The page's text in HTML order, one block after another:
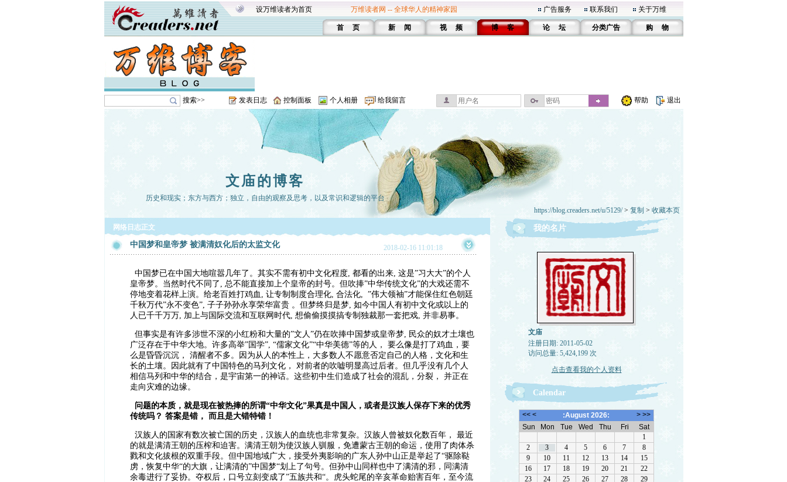
设万维读者为首页 万维读者网 -- 全球华人的精神家园 广告服务 联系我们 关于万维
首 页 新 闻 视 频 博 客 论 坛 分类广告 购 物
搜索>> 发表日志 控制面板 个人相册 给我留言 帮助 退出
文庙的博客
历史和现实；东方与西方；独立，自由的观察及思考，以及常识和逻辑的平台
https://blog.creaders.net/u/5129/> 复制 > 收藏本页
网络日志正文
中国梦和皇帝梦 被满清奴化后的太监文化 2018-02-16 11:01:18
中国梦已在中国大地喧嚣几年了。其实不需有初中文化程度, 都看的出来, 这是”习大大”的个人
皇帝梦。当然时代不同了, 总不能直接加上个皇帝的封号。但吹捧”中华传统文化”的大戏还需不
停地变着花样上演。给老百姓打鸡血, 让专制制度合理化, 合法化, ”伟大领袖”才能保住红色朝廷
千秋万代”永不变色”, 子子孙孙永享荣华富贵 。但梦终归是梦, 如今中国人有初中文化或以上的
人已千千万万, 加上与国际交流和互联网时代, 想偷偷摸摸搞专制独裁那一套把戏, 并非易事。
但事实是有许多涉世不深的小红粉和大量的”文人”仍在吹捧中国梦或皇帝梦, 民众的奴才土壤也
广泛存在于中华大地。许多高举”国学”, “儒家文化”“中华美德”等的人， 要么像是打了鸡血，要
么是昏昏沉沉， 清醒者不多。因为从人的本性上，大多数人不愿意否定自己的人格，文化和生
长的土壤。因此就有了中国特色的马列文化， 对前者的吹嘘明显高过后者。但几乎没有几个人
相信马列和中华的结合，是宇宙第一的神话。这些初中生们造成了社会的混乱，分裂， 并正在
走向灾难的边缘。
问题的本质，就是现在被热捧的所谓“中华文化”果真是中国人，或者是汉族人保存下来的优秀
传统吗？ 答案是错， 而且是大错特错！
汉族人的国家有数次被亡国的历史，汉族人的血统也非常复杂。汉族人曾被奴化数百年， 最近
的就是满清王朝的压榨和迫害。满清王朝为使汉族人驯服，免遭蒙古王朝的命运，使用了肉体杀
戮和文化拔根的双重手段。但中国地域广大，接受外夷影响的广东人孙中山正是举起了“驱除鞑
虏，恢复中华“的大旗，让满清的”中国梦“划上了句号。但孙中山同样也中了满清的邪，同满清
余毒进行了妥协。夺权后，口号立刻变成了”五族共和“。虎头蛇尾的辛亥革命贻害百年，至今流
我的名片
文庙
注册日期: 2011-05-02
访问总量: 5,424,199 次
点击查看我的个人资料
Calendar